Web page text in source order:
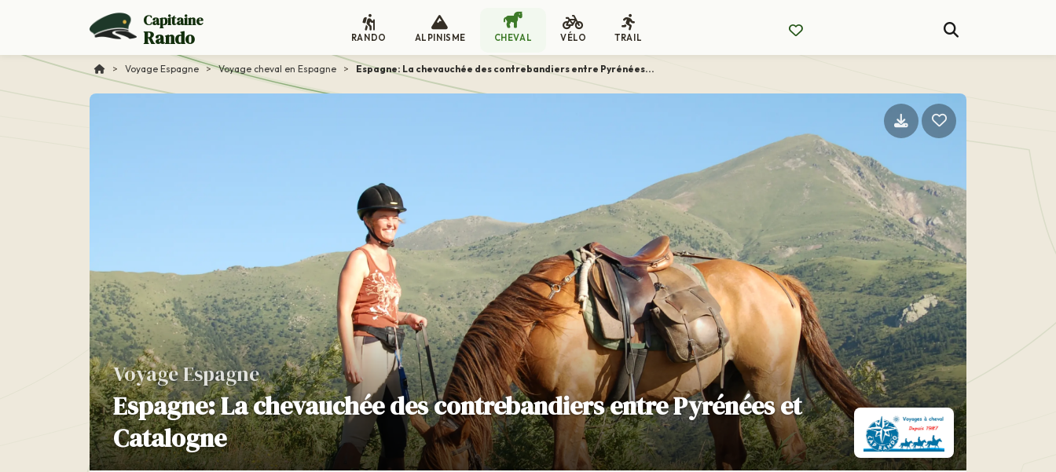
Capitaine
Rando RANDO ALPINISME CHEVAL VÉLO TRAIL
> Voyage Espagne > Voyage cheval en Espagne > Espagne: La chevauchée des contrebandiers entre Pyrénées...
Voyage Espagne
Espagne: La chevauchée des contrebandiers entre Pyrénées et
Catalogne